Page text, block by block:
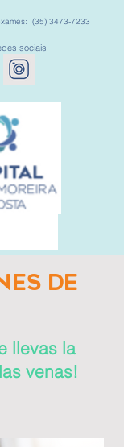
(35) 3473-7233
sociais:
DE
llevas la
venas!